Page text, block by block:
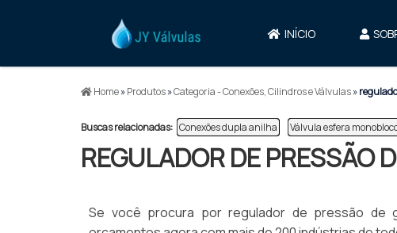
INÍCIO
Home»Produtos»Categoria - Conexões, Cilindros e Válvulas»
Buscas relacionadas: Conexões dupla anilha Válvula esfera
REGULADOR DE PRESSÃO
Se você procura por regulador de pressão de